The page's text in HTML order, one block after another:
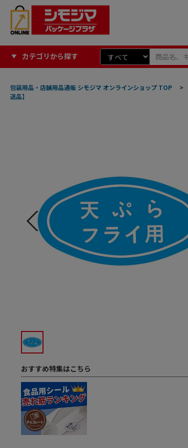
カテゴリから探す
包装用品・店舗用品通販 シモジマ オンラインショップ TOP >
送品】
おすすめ特集はこちら